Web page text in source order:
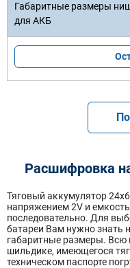
Расшифровка
Тяговый аккумулятор
напряжением 2V и
последовательно. Для
батареи Вам нужно знать
габаритные размеры.
шильдике, имеющегося
техническом паспорте